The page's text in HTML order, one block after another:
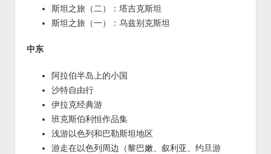
斯坦之旅（二）：塔吉克斯坦
斯坦之旅（一）：乌兹别克斯坦
中东
阿拉伯半岛上的小国
沙特自由行
伊拉克经典游
班克斯伯利恒作品集
浅游以色列和巴勒斯坦地区
游走在以色列周边（黎巴嫩、叙利亚、约旦游